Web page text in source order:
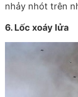
nhảy nhót trên
6. Lốc xoáy lửa